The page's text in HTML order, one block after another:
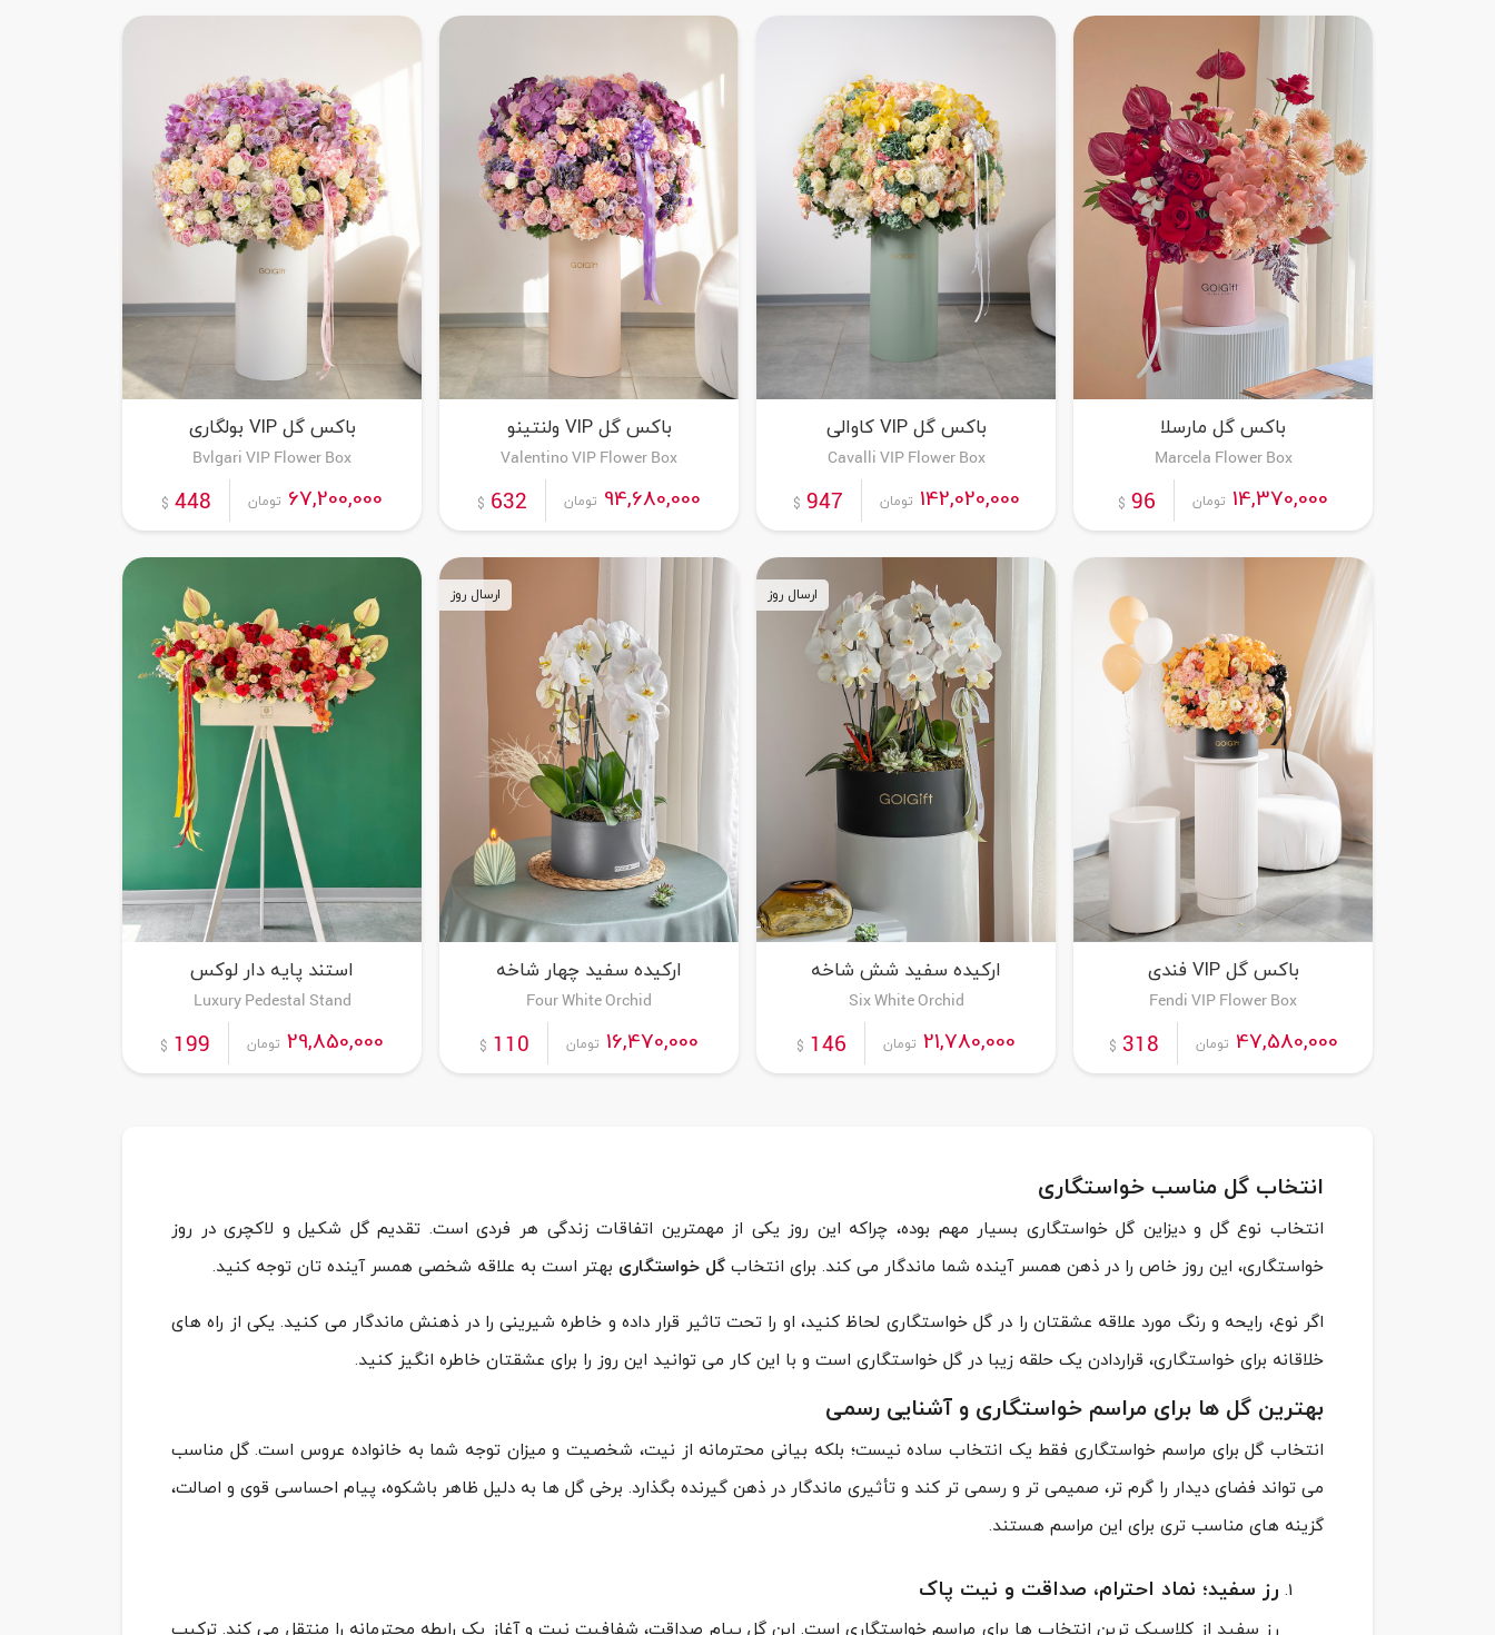
باکس گل مارسلا
Marcela Flower Box
14,370,000 تومان 96
$
باکس گل VIP کاوالی
Cavalli VIP Flower Box
142,020,000 تومان 947
$
باکس گل VIP ولنتینو
Valentino VIP Flower Box
94,680,000 تومان 632
$
باکس گل VIP بولگاری
Bvlgari VIP Flower Box
67,200,000 تومان 448
$
باکس گل VIP فندی
Fendi VIP Flower Box
47,580,000 تومان 318
$
ارکیده سفید شش شاخه
Six White Orchid
21,780,000 تومان 146
$
ارسال روز
ارکیده سفید چهار شاخه
Four White Orchid
16,470,000 تومان 110
$
ارسال روز
استند پایه دار لوکس
Luxury Pedestal Stand
29,850,000 تومان 199
$
انتخاب گل مناسب خواستگاری
انتخاب نوع گل و دیزاین گل خواستگاری بسیار مهم بوده، چراکه این روز یکی از مهمترین اتفاقات زندگی هر فردی است. تقدیم گل شکیل و لاکچری در روز
خواستگاری، این روز خاص را در ذهن همسر آینده شما ماندگار می کند. برای انتخاب گل خواستگاری بهتر است به علاقه شخصی همسر آینده تان توجه کنید.
اگر نوع، رایحه و رنگ مورد علاقه عشقتان را در گل خواستگاری لحاظ کنید، او را تحت تاثیر قرار داده و خاطره شیرینی را در ذهنش ماندگار می کنید. یکی از راه های
خلاقانه برای خواستگاری، قراردادن یک حلقه زیبا در گل خواستگاری است و با این کار می توانید این روز را برای عشقتان خاطره انگیز کنید.
بهترین گل ها برای مراسم خواستگاری و آشنایی رسمی
انتخاب گل برای مراسم خواستگاری فقط یک انتخاب ساده نیست؛ بلکه بیانی محترمانه از نیت، شخصیت و میزان توجه شما به خانواده عروس است. گل مناسب
می تواند فضای دیدار را گرم تر، صمیمی تر و رسمی تر کند و تأثیری ماندگار در ذهن گیرنده بگذارد. برخی گل ها به دلیل ظاهر باشکوه، پیام احساسی قوی و اصالت،
گزینه های مناسب تری برای این مراسم هستند.
رز سفید؛ نماد احترام، صداقت و نیت پاک
رز سفید از کلاسیک ترین انتخاب ها برای مراسم خواستگاری است. این گل پیام صداقت، شفافیت نیت و آغاز یک رابطه محترمانه را منتقل می کند. ترکیب